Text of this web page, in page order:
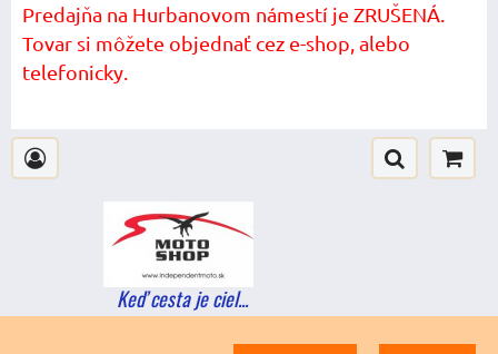
Predajňa na Hurbanovom námestí je ZRUŠENÁ.
Tovar si môžete objednať cez e-shop, alebo
telefonicky.
Keď cesta je ciel...